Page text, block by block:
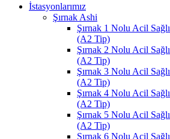
İstasyonlarımız
Şırnak Ashi
Şırnak 1 Nolu Acil
(A2 Tip)
Şırnak 2 Nolu Acil
(A2 Tip)
Şırnak 3 Nolu Acil
(A2 Tip)
Şırnak 4 Nolu Acil
(A2 Tip)
Şırnak 5 Nolu Acil
(A2 Tip)
Şırnak 6 Nolu Acil